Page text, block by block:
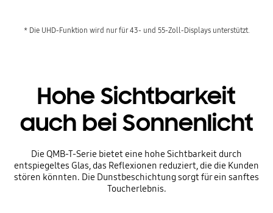
* Die UHD-Funktion wird nur für 43- und 55-Zoll-Displays unterstützt.
Hohe Sichtbarkeit
auch bei Sonnenlicht
Die QMB-T-Serie bietet eine hohe Sichtbarkeit durch
entspiegeltes Glas, das Reflexionen reduziert, die die Kunden
stören könnten. Die Dunstbeschichtung sorgt für ein sanftes
Toucherlebnis.